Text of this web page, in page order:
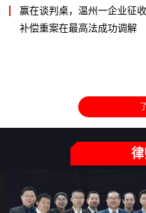
赢在谈判桌，温州一企业征收
补偿重案在最高法成功调解